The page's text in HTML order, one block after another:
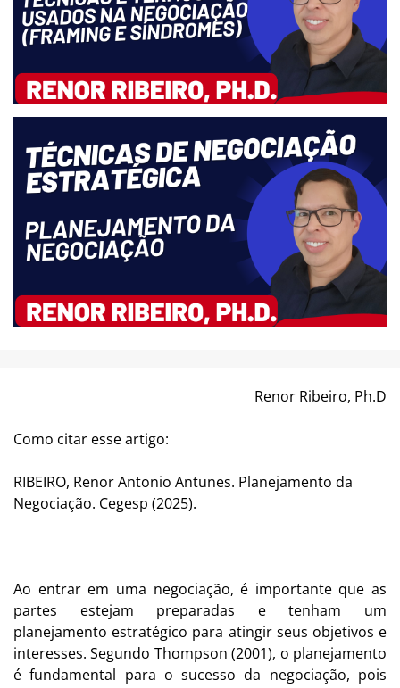
Renor Ribeiro, Ph.D
Como citar esse artigo:
RIBEIRO, Renor Antonio Antunes. Planejamento da
Negociação. Cegesp (2025).
Ao entrar em uma negociação, é importante que as
partes estejam preparadas e tenham um
planejamento estratégico para atingir seus objetivos e
interesses. Segundo Thompson (2001), o planejamento
é fundamental para o sucesso da negociação, pois